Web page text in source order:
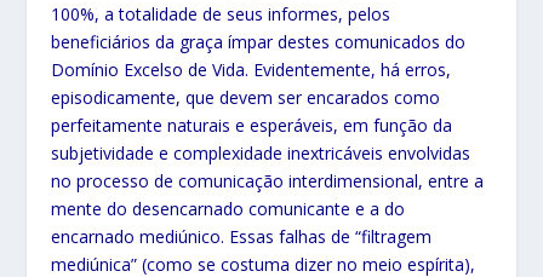
100%, a totalidade de seus informes, pelos
beneficiários da graça ímpar destes comunicados do
Domínio Excelso de Vida. Evidentemente, há erros,
episodicamente, que devem ser encarados como
perfeitamente naturais e esperáveis, em função da
subjetividade e complexidade inextricáveis envolvidas
no processo de comunicação interdimensional, entre a
mente do desencarnado comunicante e a do
encarnado mediúnico. Essas falhas de “filtragem
mediúnica” (como se costuma dizer no meio espírita),